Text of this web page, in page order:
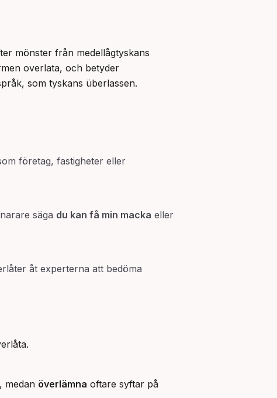
mönster från medellågtyskans
overlata, och betyder
som tyskans überlassen.
företag, fastigheter eller
säga du kan få min macka eller
åt experterna att bedöma
medan överlämna oftare syftar på